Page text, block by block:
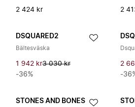
2 424 kr 2
DSQUARED2
Bältesväska
1 942 kr3 030 kr
-36%
2
-
STONES AND BONES